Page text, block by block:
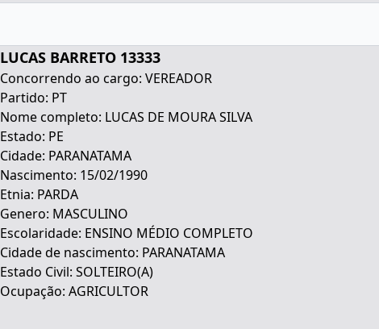
LUCAS BARRETO 13333
Concorrendo ao cargo: VEREADOR
Partido: PT
Nome completo: LUCAS DE MOURA SILVA
Estado: PE
Cidade: PARANATAMA
Nascimento: 15/02/1990
Etnia: PARDA
Genero: MASCULINO
Escolaridade: ENSINO MÉDIO COMPLETO
Cidade de nascimento: PARANATAMA
Estado Civil: SOLTEIRO(A)
Ocupação: AGRICULTOR